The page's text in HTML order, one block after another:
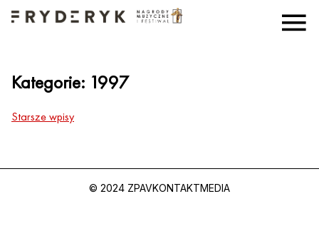
Kategorie: 1997
Starsze wpisy
© 2024 ZPAVKONTAKTMEDIA